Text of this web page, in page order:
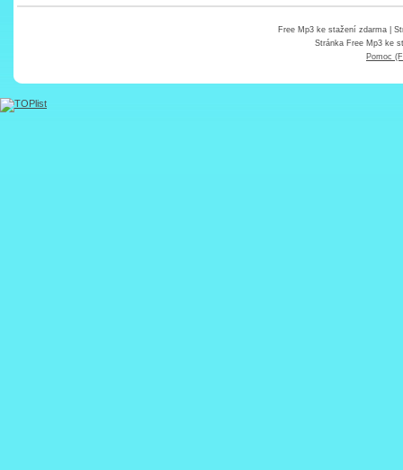
Free Mp3 ke stažení zdarma|
Stránka Free Mp3 ke
Pomoc